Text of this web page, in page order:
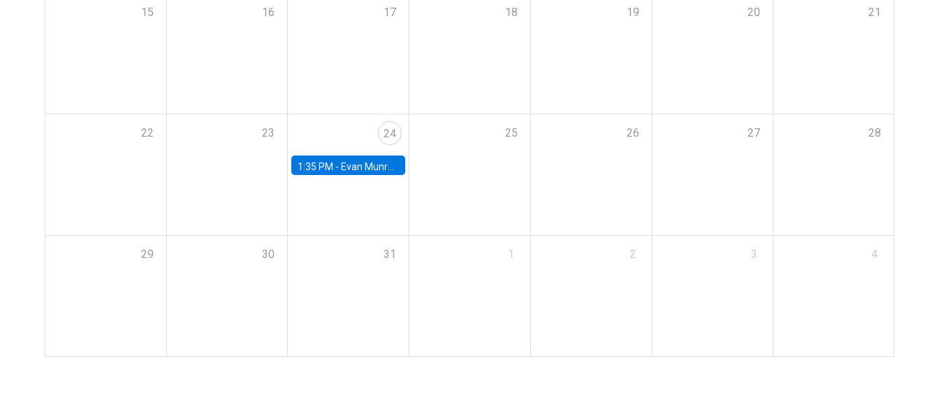
15 16 17 18 19 20 21
22 23 24
1:35 PM - Evan Munro, Neyman Visiting Assistant Professor in the Department of Statistics at UC Berkeley
25 26 27 28
29 30 31 1 2 3 4